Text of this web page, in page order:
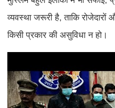
व्यवस्था जरूरी है, ताकि रोजेदारों
किसी प्रकार की असुविधा न हो।